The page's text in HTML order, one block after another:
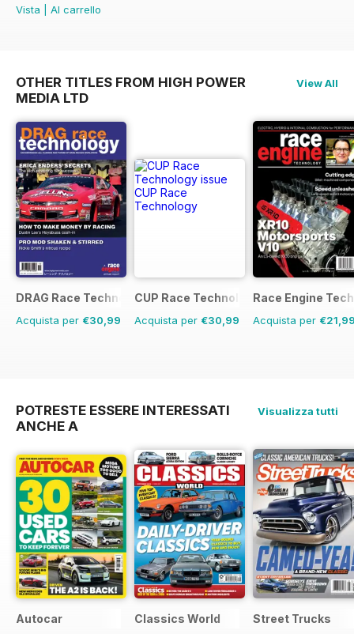
Vista
Al carrello
OTHER TITLES FROM HIGH POWER
MEDIA LTD
View All
DRAG Race Technology
Acquista per €30,99
CUP Race Technology
Acquista per €30,99
Race Engine
Acquista per
POTRESTE ESSERE INTERESSATI
ANCHE A
Visualizza tutti
Autocar Classics World Street Trucks